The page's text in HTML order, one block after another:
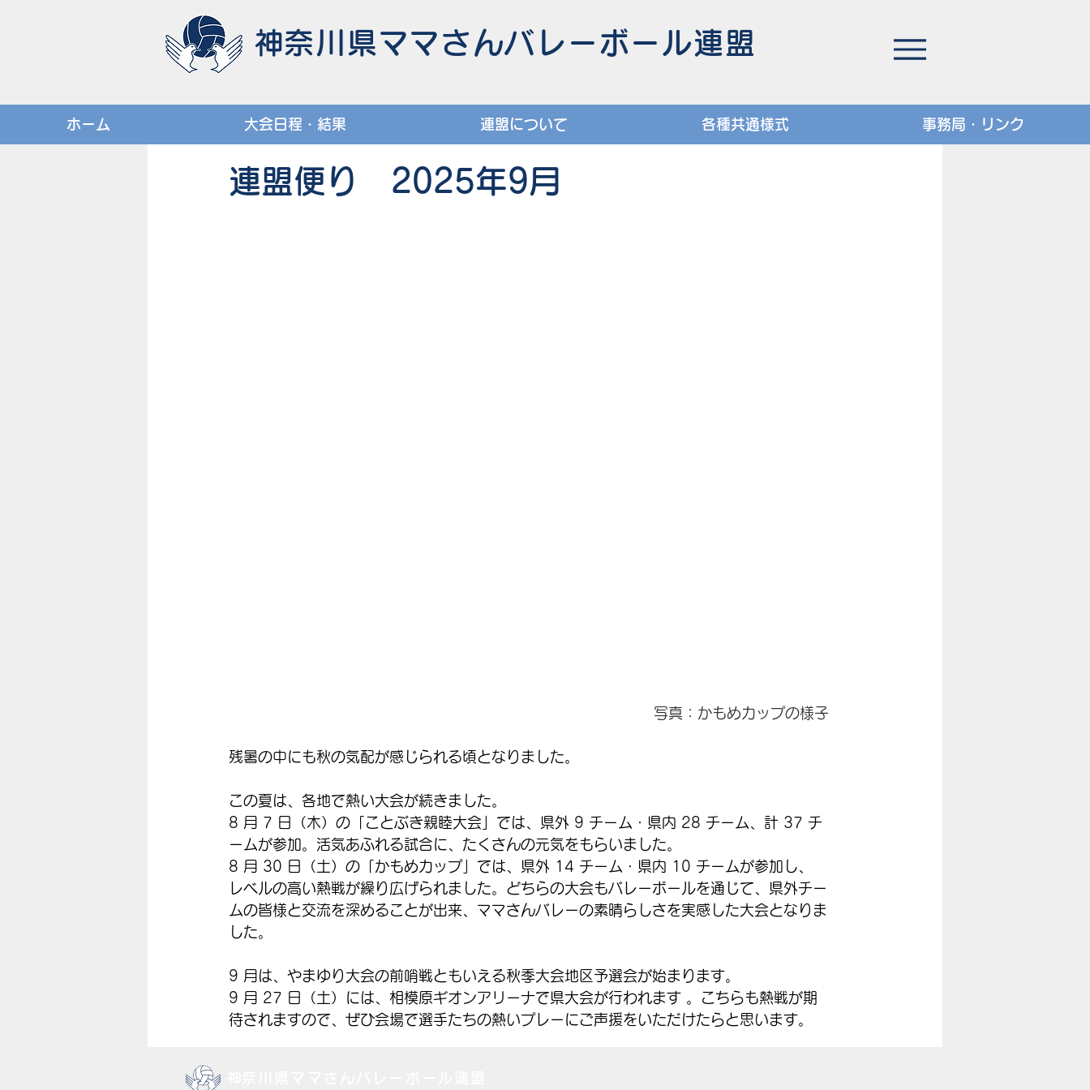
​神奈川県ママさんバレーボール連盟
ホーム 大会日程・結果 連盟について 各種共通様式 事務局・リンク
連盟便り 2025年9月
写真：かもめカップの様子
残暑の中にも秋の気配が感じられる頃となりました。
この夏は、各地で熱い大会が続きました。
8 月 7 日（木）の「ことぶき親睦大会」では、県外 9 チーム・県内 28 チーム、計 37 チ
ームが参加。活気あふれる試合に、たくさんの元気をもらいました。
8 月 30 日（土）の「かもめカップ」では、県外 14 チーム・県内 10 チームが参加し、
レベルの高い熱戦が繰り広げられました。どちらの大会もバレーボールを通じて、県外チー
ムの皆様と交流を深めることが出来、ママさんバレーの素晴らしさを実感した大会となりま
した。
9 月は、やまゆり大会の前哨戦ともいえる秋季大会地区予選会が始まります。
9 月 27 日（土）には、相模原ギオンアリーナで県大会が行われます 。こちらも熱戦が期
待されますので、ぜひ会場で選手たちの熱いプレーにご声援をいただけたらと思います。